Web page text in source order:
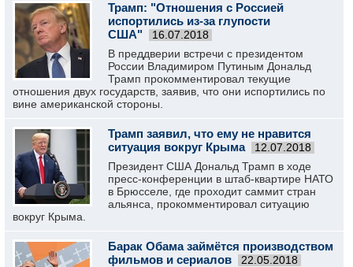
Трамп: "Отношения с Россией
испортились из-за глупости
США"
16.07.2018
В преддверии встречи с президентом
России Владимиром Путиным Дональд
Трамп прокомментировал текущие
отношения двух государств, заявив, что они испортились по
вине американской стороны.
Трамп заявил, что ему не нравится
ситуация вокруг Крыма
12.07.2018
Президент США Дональд Трамп в ходе
пресс-конференции в штаб-квартире НАТО
в Брюсселе, где проходит саммит стран
альянса, прокомментировал ситуацию
вокруг Крыма.
Барак Обама займётся производством
фильмов и сериалов
22.05.2018